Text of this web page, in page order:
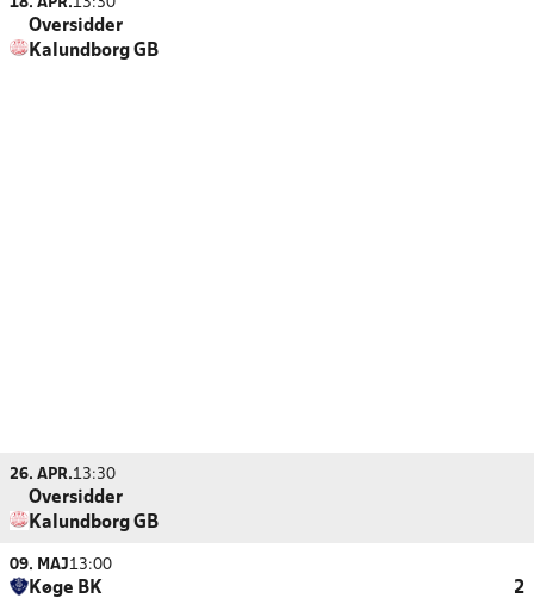
Oversidder
Kalundborg GB
26. APR.13:30
Oversidder
Kalundborg GB
09. MAJ13:00
Køge BK
2